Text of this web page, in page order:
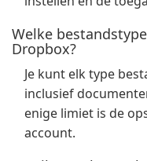
Welke
Dropbox?
Je kunt elk type
inclusief
enige limiet is de
account.